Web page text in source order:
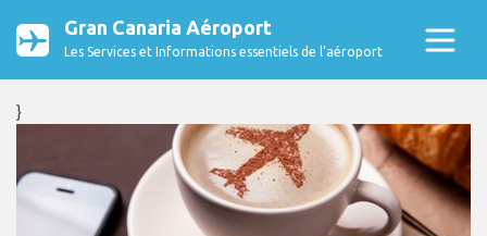
Gran Canaria Aéroport
Les Services et Informations essentiels de l’aéroport
}